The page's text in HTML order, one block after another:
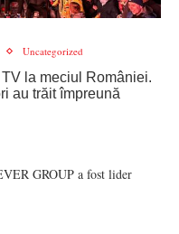
Uncategorized
la meciul României.
au trăit împreună
GROUP a fost lider